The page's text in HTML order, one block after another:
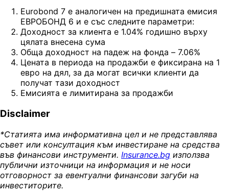
Eurobond 7 е аналогичен на предишната емисия
ЕВРОБОНД 6 и е със следните параметри:
Доходност за клиента е 1.04% годишно върху
цялата внесена сума
Обща доходност на падеж на фонда – 7.06%
Цената в периода на продажби е фиксирана на 1
евро на дял, за да могат всички клиенти да
получат тази доходност
Емисията е лимитирана за продажби
Disclaimer
*Статията има информативна цел и не представлява
съвет или консултация към инвестиране на средства
във финансови инструменти. Insurance.bg използва
публични източници на информация и не носи
отговорност за евентуални финансови загуби на
инвеститорите.